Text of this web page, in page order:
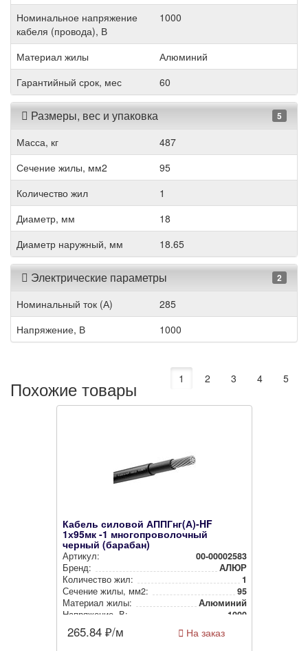
Номинальное напряжение
кабеля (провода), В
1000
Материал жилы
Алюминий
Гарантийный срок, мес
60
Размеры, вес и упаковка 5
Масса, кг
487
Сечение жилы, мм2
95
Количество жил
1
Диаметр, мм
18
Диаметр наружный, мм
18.65
Электрические параметры 2
Номинальный ток (А)
285
Напряжение, В
1000
Похожие товары 1 2 3 4 5
Кабель силовой АППГнг(А)-HF
1х95мк -1 многопроволочный
черный (барабан)
Артикул:
00-00002583
Бренд:
АЛЮР
Количество жил:
1
Сечение жилы, мм2:
95
Материал жилы:
Алюминий
Нап­ря­же­ние, В:
1000
265.84 ₽/м На заказ